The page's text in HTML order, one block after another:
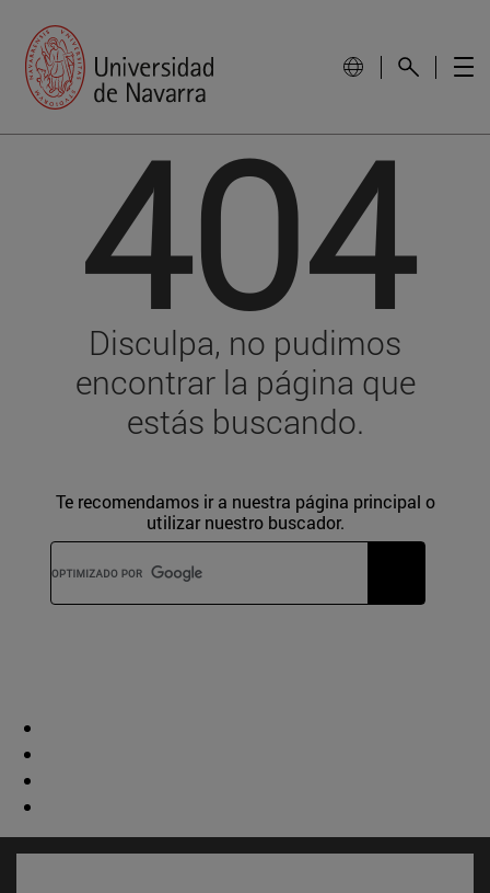
404
Disculpa, no pudimos
encontrar la página que
estás buscando.
Te recomendamos ir a nuestra página principal o
utilizar nuestro buscador.